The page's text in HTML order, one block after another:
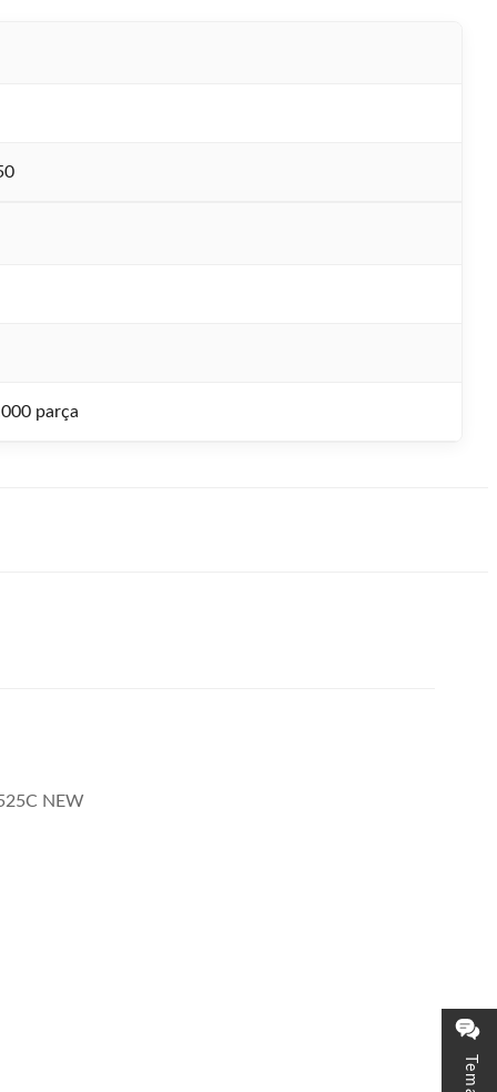
parça
NEW